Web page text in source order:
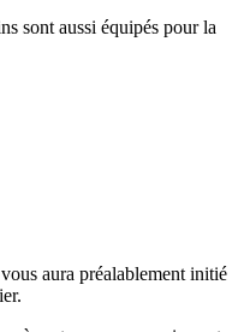
sont aussi équipés pour la
aura préalablement initié